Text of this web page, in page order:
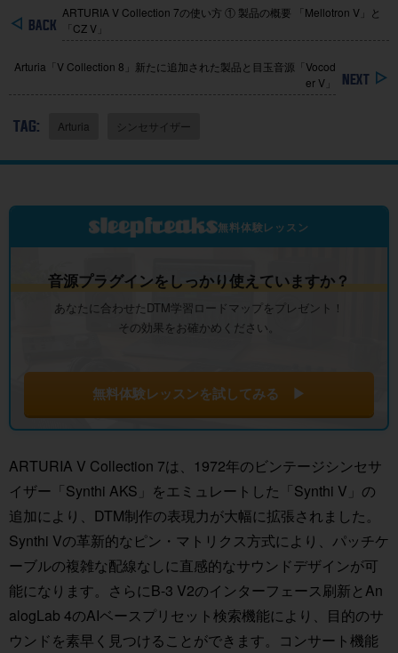
ARTURIA V Collection 7の使い方 ① 製品の概要 「Mellotron V」と
「CZ V」
Arturia「V Collection 8」新たに追加された製品と目玉音源「Vocod
er V」
TAG: Arturia シンセサイザー
無料体験レッスン
音源プラグインをしっかり使えていますか？
あなたに合わせたDTM学習ロードマップをプレゼント！
その効果をお確かめください。
無料体験レッスンを試してみる ▶
ARTURIA V Collection 7は、1972年のビンテージシンセサ
イザー「Synthi AKS」をエミュレートした「Synthi V」の
追加により、DTM制作の表現力が大幅に拡張されました。
Synthi Vの革新的なピン・マトリクス方式により、パッチケ
ーブルの複雑な配線なしに直感的なサウンドデザインが可
能になります。さらにB-3 V2のインターフェース刷新とAn
alogLab 4のAIベースプリセット検索機能により、目的のサ
ウンドを素早く見つけることができます。コンサート機能